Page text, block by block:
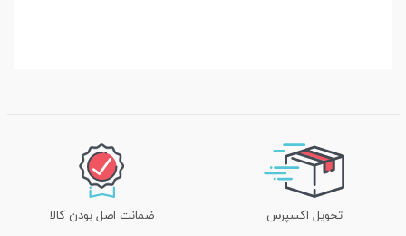
تحویل اکسپرس ضمانت اصل بودن کالا